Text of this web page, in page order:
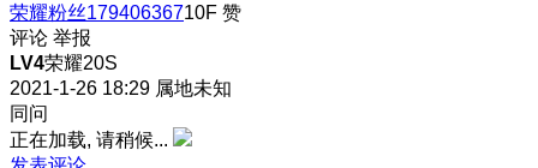
荣耀粉丝17940636710F 赞
评论 举报
LV4荣耀20S
2021-1-26 18:29 属地未知
同问
正在加载, 请稍候...